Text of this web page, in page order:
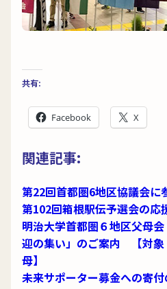
共有:
Facebook X
関連記事:
第22回首都圏6地区協議会に
第102回箱根駅伝予選会の応
明治大学首都圏６地区父母
迎の集い」のご案内 【対象
母】
未来サポーター募金への寄